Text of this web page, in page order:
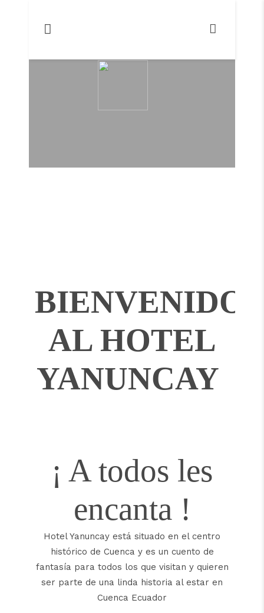
BIENVENIDOS
AL HOTEL
YANUNCAY
¡ A todos les
encanta !
Hotel Yanuncay está situado en el centro
histórico de Cuenca y es un cuento de
fantasía para todos los que visitan y quieren
ser parte de una linda historia al estar en
Cuenca Ecuador